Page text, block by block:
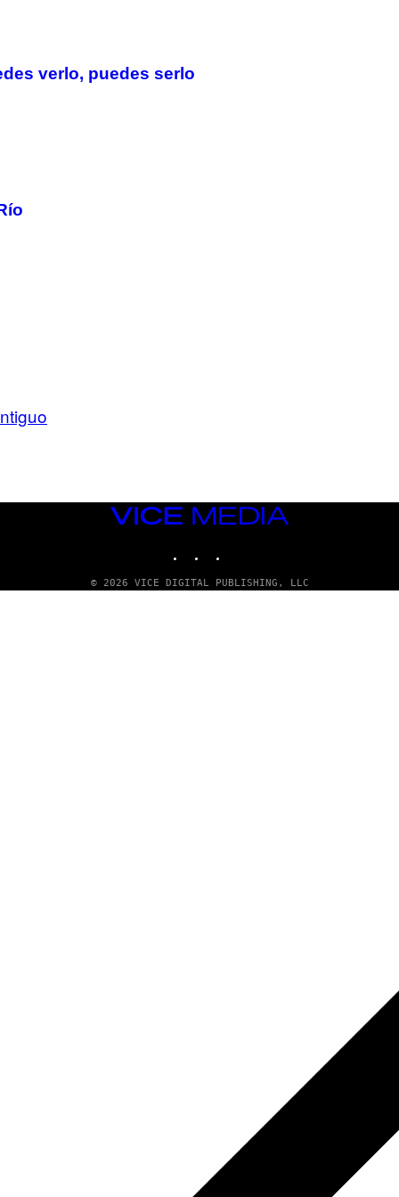
verlo, puedes serlo
VICE
© 2026 VICE DIGITAL PUBLISHING, LLC